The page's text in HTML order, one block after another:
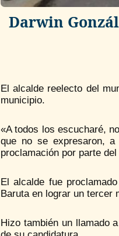
Darwin
El alcalde reelecto del
municipio.
«A todos los escucharé,
que no se expresaron,
proclamación por parte
El alcalde fue
Baruta en lograr un tercer
Hizo también un llamado